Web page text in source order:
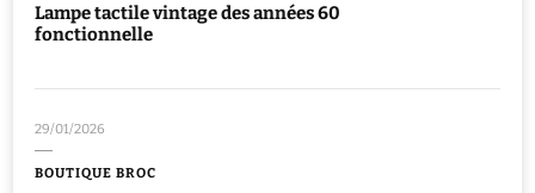
Lampe tactile vintage des années 60
fonctionnelle
29/01/2026
BOUTIQUE BROC